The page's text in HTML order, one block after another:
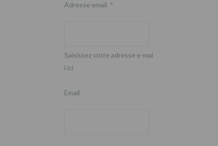
Adresse email *
Saisissez votre adresse e-mai
l ici
Email